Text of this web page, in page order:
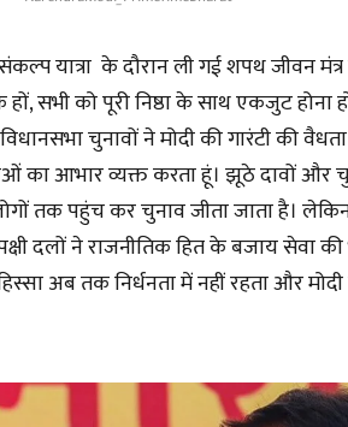
यात्रा के दौरान ली गई शपथ जीवन मंत्र
हों, सभी को पूरी निष्ठा के साथ एकजुट होना
चुनावों ने मोदी की गारंटी की
का आभार व्यक्त करता हूं। झूठे दावों और
तक पहुंच कर चुनाव जीता जाता है।
दलों ने राजनीतिक हित के बजाय सेवा की
अब तक निर्धनता में नहीं रहता और